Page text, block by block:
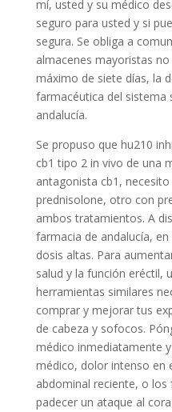
mí, usted y su médico
seguro para usted y si
segura. Se obliga a
almacenes mayoristas
máximo de siete días, la
farmacéutica del sistema
andalucía.
Se propuso que hu210
cb1 tipo 2 in vivo de una
antagonista cb1,
prednisolone, otro con
ambos tratamientos. A
farmacia de andalucía,
dosis altas. Para
salud y la función eréctil,
herramientas similares
comprar y mejorar tus
de cabeza y sofocos.
médico inmediatamente
médico, dolor intenso en
abdominal reciente, o
padecer un ataque al